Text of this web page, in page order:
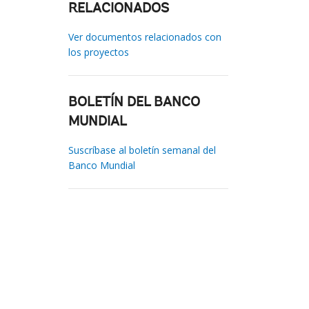
RELACIONADOS
Ver documentos relacionados con
los proyectos
BOLETÍN DEL BANCO
MUNDIAL
Suscríbase al boletín semanal del
Banco Mundial